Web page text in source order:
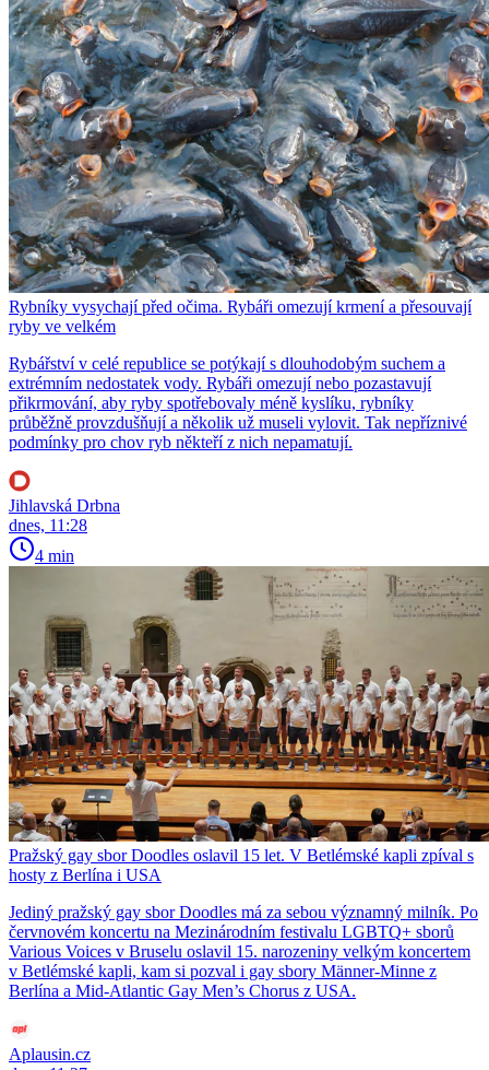
Rybníky vysychají před očima. Rybáři omezují krmení a přesouvají
ryby ve velkém
Rybářství v celé republice se potýkají s dlouhodobým suchem a
extrémním nedostatek vody. Rybáři omezují nebo pozastavují
přikrmování, aby ryby spotřebovaly méně kyslíku, rybníky
průběžně provzdušňují a několik už museli vylovit. Tak nepříznivé
podmínky pro chov ryb někteří z nich nepamatují.
Jihlavská Drbna
dnes, 11:28
4 min
Pražský gay sbor Doodles oslavil 15 let. V Betlémské kapli zpíval s
hosty z Berlína i USA
Jediný pražský gay sbor Doodles má za sebou významný milník. Po
červnovém koncertu na Mezinárodním festivalu LGBTQ+ sborů
Various Voices v Bruselu oslavil 15. narozeniny velkým koncertem
v Betlémské kapli, kam si pozval i gay sbory Männer-Minne z
Berlína a Mid-Atlantic Gay Men’s Chorus z USA.
Aplausin.cz